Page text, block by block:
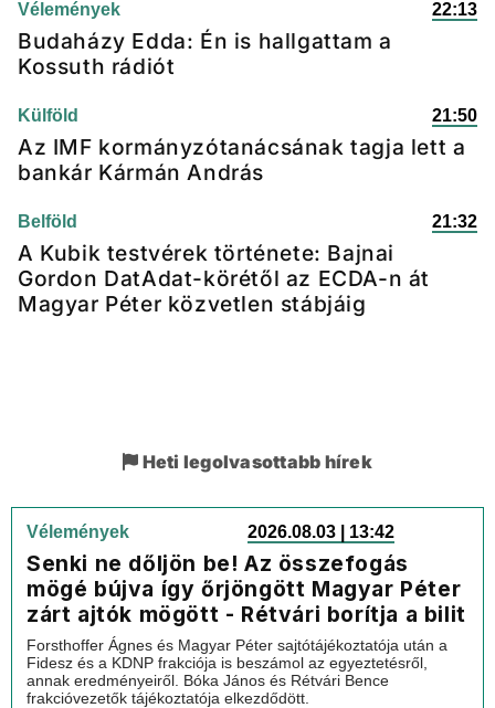
Vélemények 22:13
Budaházy Edda: Én is hallgattam a
Kossuth rádiót
Külföld 21:50
Az IMF kormányzótanácsának tagja lett a
bankár Kármán András
Belföld 21:32
A Kubik testvérek története: Bajnai
Gordon DatAdat-körétől az ECDA-n át
Magyar Péter közvetlen stábjáig
Heti legolvasottabb hírek
Vélemények 2026.08.03 | 13:42
Senki ne dőljön be! Az összefogás
mögé bújva így őrjöngött Magyar Péter
zárt ajtók mögött - Rétvári borítja a bilit
Forsthoffer Ágnes és Magyar Péter sajtótájékoztatója után a
Fidesz és a KDNP frakciója is beszámol az egyeztetésről,
annak eredményeiről. Bóka János és Rétvári Bence
frakcióvezetők tájékoztatója elkezdődött.